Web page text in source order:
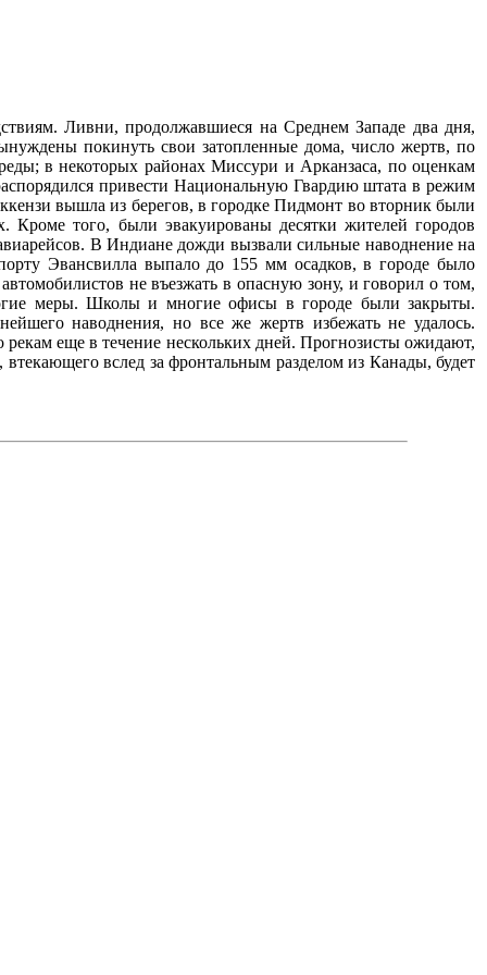
Ливни, продолжавшиеся на Среднем Западе два дня,
покинуть свои затопленные дома, число жертв, по
в некоторых районах Миссури и Арканзаса, по оценкам
привести Национальную Гвардию штата в режим
вышла из берегов, в городке Пидмонт во вторник были
того, были эвакуированы десятки жителей городов
В Индиане дожди вызвали сильные наводнение на
Эвансвилла выпало до 155 мм осадков, в городе было
не въезжать в опасную зону, и говорил о том,
меры. Школы и многие офисы в городе были закрыты.
наводнения, но все же жертв избежать не удалось.
рекам еще в течение нескольких дней. Прогнозисты ожидают,
вслед за фронтальным разделом из Канады, будет